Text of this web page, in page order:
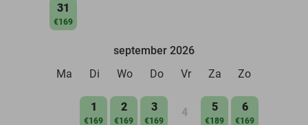
31
€169
september 2026
Ma
Di Wo Do Vr Za Zo
1
€169
2
€169
3
€169
4 5
€189
6
€169